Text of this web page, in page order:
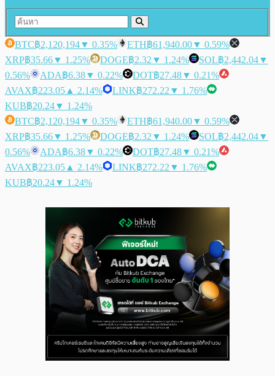
BTC฿2,120,194▼ 0.35% ETH฿61,940.00▼ 0.59%
XRP฿35.66▼ 1.25% DOGE฿2.32 ▼ 1.24% SOL฿2,442.04▼
0.56%
ADA฿6.38▼ 0.22% DOT฿27.48▼ 0.21%
AVAX฿223.05 ▲ 2.14% LINK฿272.22 ▼ 1.76%
KUB฿20.24▼ 1.24%
BTC฿2,120,194▼ 0.35% ETH฿61,940.00▼ 0.59%
XRP฿35.66▼ 1.25% DOGE฿2.32 ▼ 1.24% SOL฿2,442.04▼
0.56%
ADA฿6.38▼ 0.22% DOT฿27.48▼ 0.21%
AVAX฿223.05 ▲ 2.14% LINK฿272.22 ▼ 1.76%
KUB฿20.24▼ 1.24%